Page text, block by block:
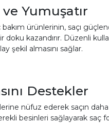
Yumuşatır
ürünlerinin, saçı
doku kazandırır. Düzenli
şekil almasını sağlar.
Destekler
nüfuz ederek saçın daha
besinleri sağlayarak saç